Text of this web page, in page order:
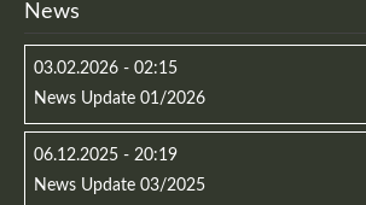
News
03.02.2026 - 02:15
News Update 01/2026
06.12.2025 - 20:19
News Update 03/2025
Lorem ipsum dolor sit amet,
elit. Aenean commodo ligula